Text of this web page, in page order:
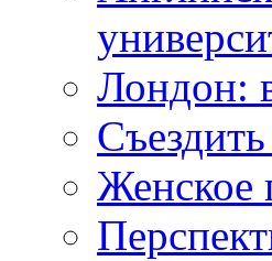
Лондон:
Женское